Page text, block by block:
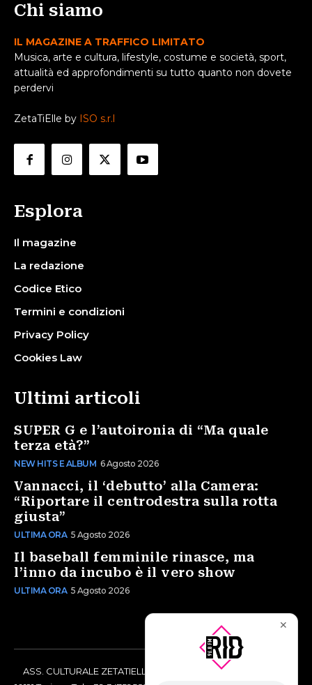
Chi siamo
IL MAGAZINE A TRAFFICO LIMITATO
Musica, arte e cultura, lifestyle, costume e società, sport,
attualità ed approfondimenti su tutto quanto non dovete
perdervi
ZetaTiElle by ISO s.r.l
Esplora
Il magazine
La redazione
Codice Etico
Termini e condizioni
Privacy Policy
Cookies Law
Ultimi articoli
SUPER G e l’autoironia di “Ma quale
terza età?”
NEW HITS E ALBUM 6 Agosto 2026
Vannacci, il ‘debutto’ alla Camera:
“Riportare il centrodestra sulla rotta
giusta”
ULTIMA ORA 5 Agosto 2026
Il baseball femminile rinasce, ma
l’inno da incubo è il vero show
ULTIMA ORA 5 Agosto 2026
ASS. CULTURALE ZETATIELLE OFF via Vittorio Amedeo II, 21 -
✕